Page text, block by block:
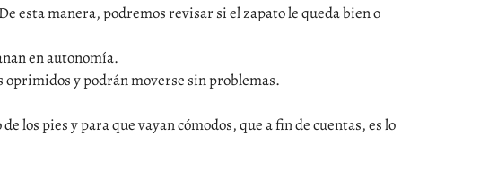
esta manera, podremos revisar si el zapato le queda bien o
en autonomía.
oprimidos y podrán moverse sin problemas.
los pies y para que vayan cómodos, que a fin de cuentas, es lo